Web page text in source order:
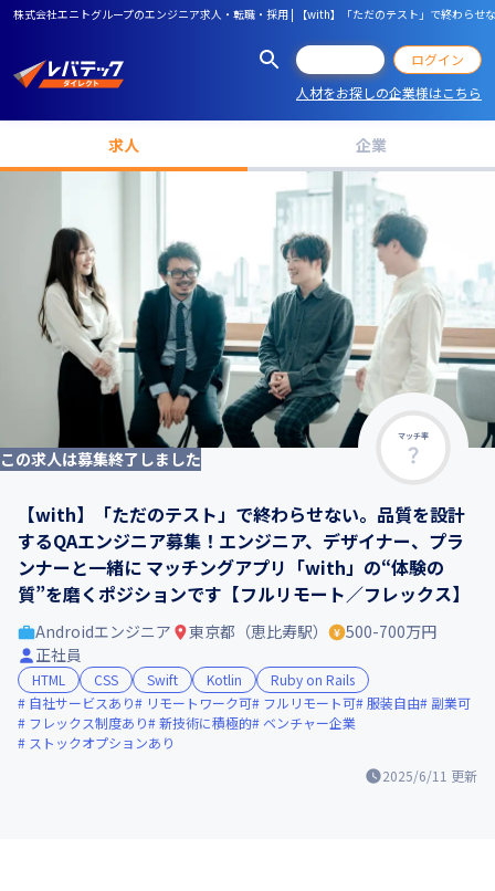
株式会社エニトグループのエンジニア求人・転職・採用 | 【with】「ただのテスト」で終わら
ログイン
人材をお探しの企業様はこちら
求人 企業
マッチ率
この求人は募集終了しました
【with】「ただのテスト」で終わらせない。品質を設計
するQAエンジニア募集！エンジニア、デザイナー、プラ
ンナーと一緒に マッチングアプリ「with」の“体験の
質”を磨くポジションです【フルリモート／フレックス】
2025/6/11 更新
Androidエンジニア 東京都（恵比寿駅）
500-700万円
正社員
HTML CSS Swift Kotlin
Ruby on Rails
自社サービスあり
リモートワーク可 フルリモート可 服装自由
副業可
フレックス制度あり
新技術に積極的
ベンチャー企業
ストックオプションあり